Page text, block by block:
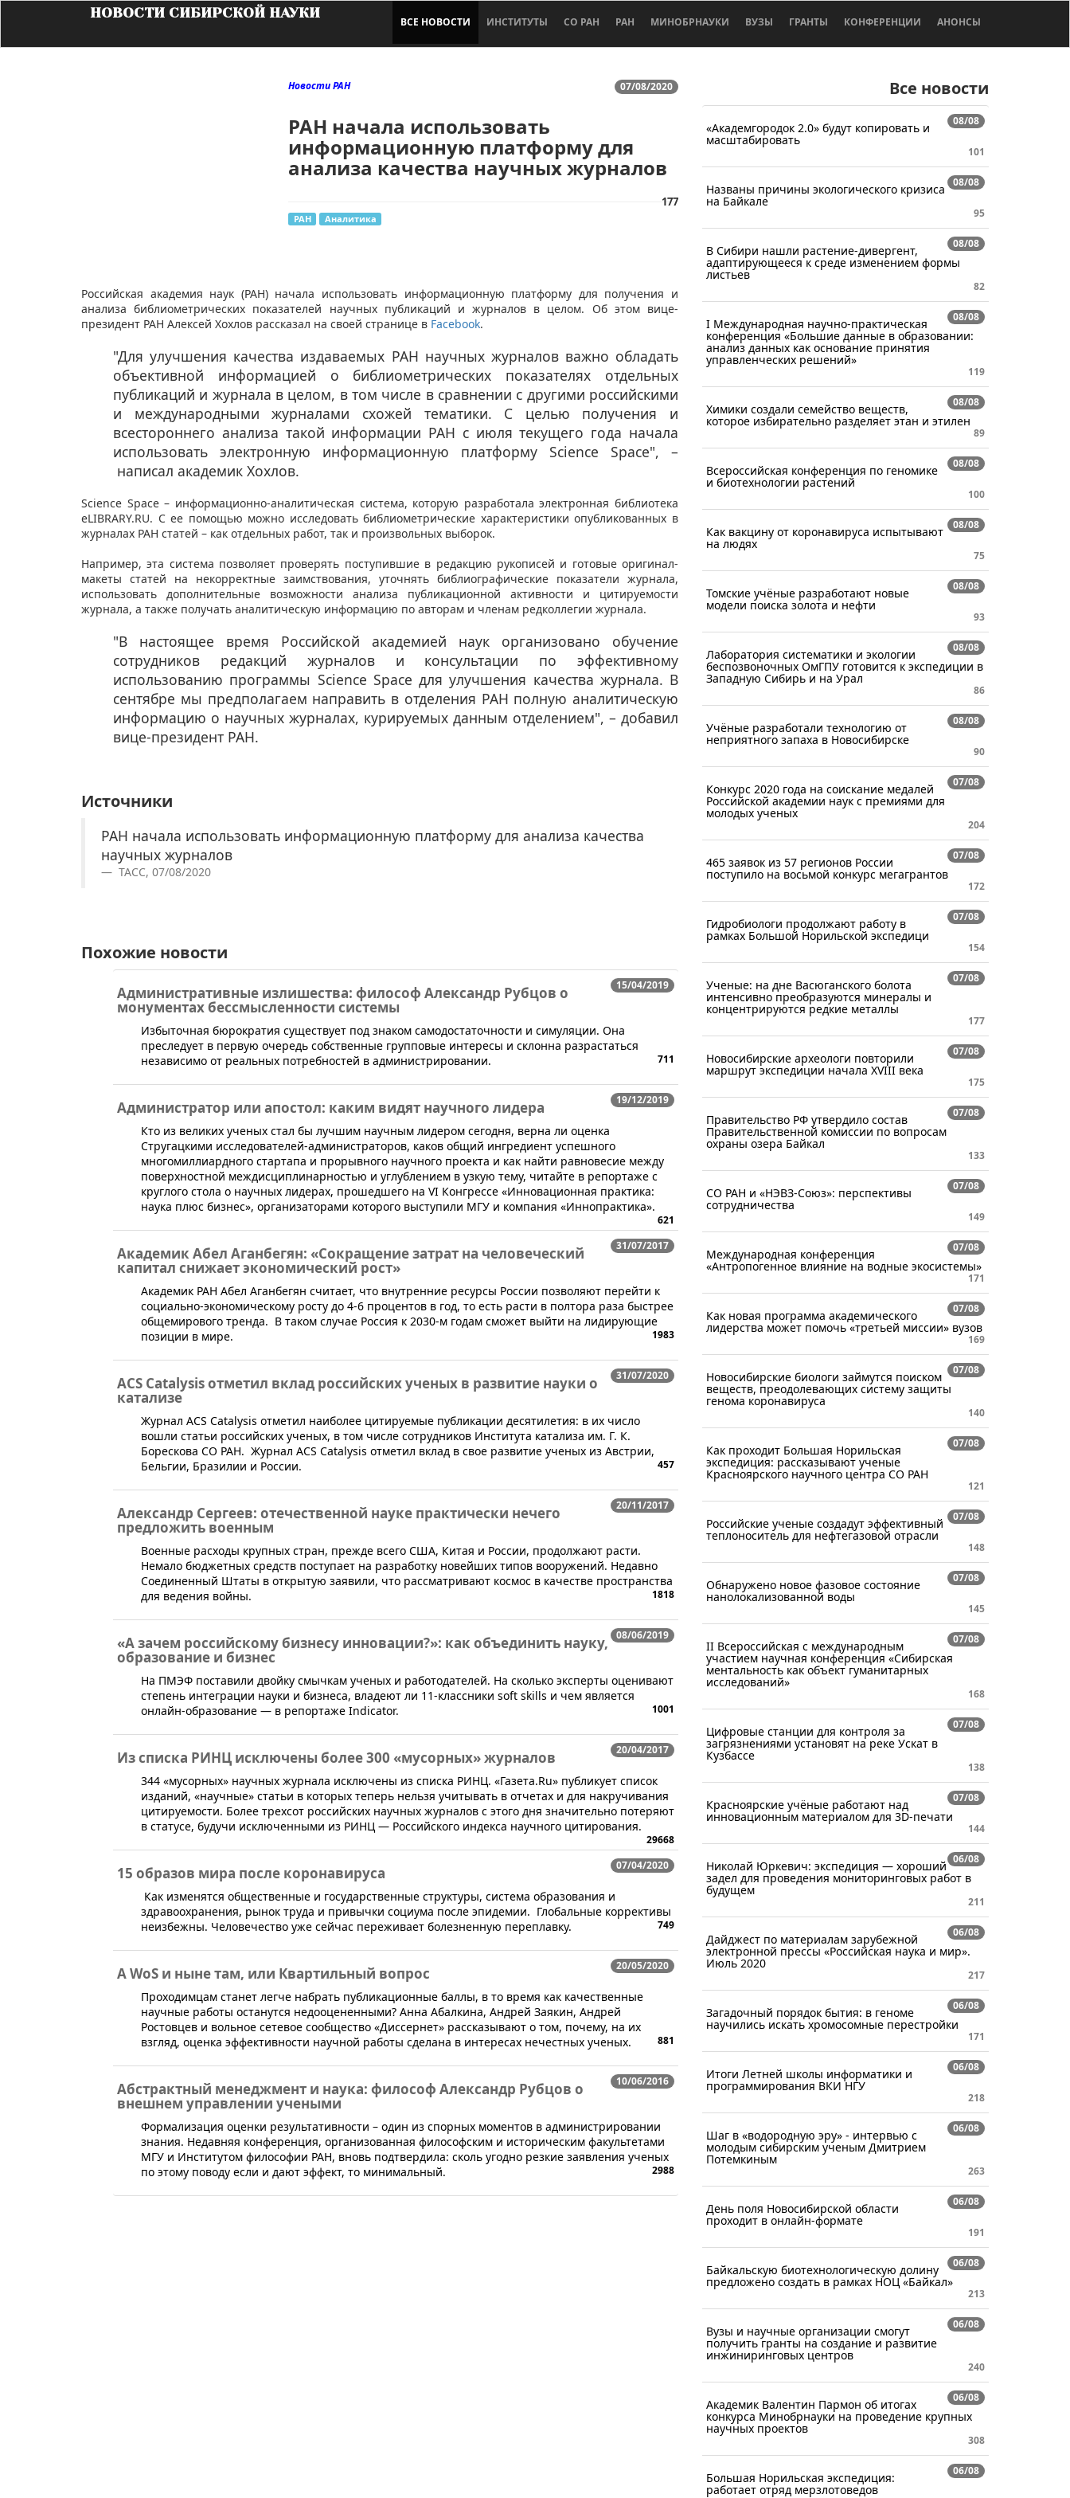
НОВОСТИ СИБИРСКОЙ НАУКИ
ВСЕ НОВОСТИ ИНСТИТУТЫ СО РАН РАН МИНОБРНАУКИ ВУЗЫ ГРАНТЫ КОНФЕРЕНЦИИ АНОНСЫ
07/08/2020
Новости РАН
РАН начала использовать
информационную платформу для
анализа качества научных журналов
177
РАН Аналитика
Российская академия наук (РАН) начала использовать информационную платформу для получения и
анализа библиометрических показателей научных публикаций и журналов в целом. Об этом вице-
президент РАН Алексей Хохлов рассказал на своей странице в Facebook.
"Для улучшения качества издаваемых РАН научных журналов важно обладать
объективной информацией о библиометрических показателях отдельных
публикаций и журнала в целом, в том числе в сравнении с другими российскими
и международными журналами схожей тематики. С целью получения и
всестороннего анализа такой информации РАН с июля текущего года начала
использовать электронную информационную платформу Science Space", –
написал академик Хохлов.
Science Space – информационно-аналитическая система, которую разработала электронная библиотека
eLIBRARY.RU. С ее помощью можно исследовать библиометрические характеристики опубликованных в
журналах РАН статей – как отдельных работ, так и произвольных выборок.
Например, эта система позволяет проверять поступившие в редакцию рукописей и готовые оригинал-
макеты статей на некорректные заимствования, уточнять библиографические показатели журнала,
использовать дополнительные возможности анализа публикационной активности и цитируемости
журнала, а также получать аналитическую информацию по авторам и членам редколлегии журнала.
"В настоящее время Российской академией наук организовано обучение
сотрудников редакций журналов и консультации по эффективному
использованию программы Science Space для улучшения качества журнала. В
сентябре мы предполагаем направить в отделения РАН полную аналитическую
информацию о научных журналах, курируемых данным отделением", – добавил
вице-президент РАН.
Источники
РАН начала использовать информационную платформу для анализа качества
научных журналов
ТАСС, 07/08/2020
Похожие новости
15/04/2019
Административные излишества: философ Александр Рубцов о
монументах бессмысленности системы
​Избыточная бюрократия существует под знаком самодостаточности и симуляции. Она
преследует в первую очередь собственные групповые интересы и склонна разрастаться
независимо от реальных потребностей в администрировании.
711
19/12/2019
Администратор или апостол: каким видят научного лидера
Кто из великих ученых стал бы лучшим научным лидером сегодня, верна ли оценка
Стругацкими исследователей-администраторов, каков общий ингредиент успешного
многомиллиардного стартапа и прорывного научного проекта и как найти равновесие между
поверхностной междисциплинарностью и углублением в узкую тему, читайте в репортаже с
круглого стола о научных лидерах, прошедшего на VI Конгрессе «Инновационная практика:
наука плюс бизнес», организаторами которого выступили МГУ и компания «Иннопрактика».
621
31/07/2017
Академик Абел Аганбегян: «Сокращение затрат на человеческий
капитал снижает экономический рост»
Академик РАН Абел Аганбегян считает, что внутренние ресурсы России позволяют перейти к
социально-экономическому росту до 4-6 процентов в год, то есть расти в полтора раза быстрее
общемирового тренда. В таком случае Россия к 2030-м годам сможет выйти на лидирующие
позиции в мире.
1983
31/07/2020
ACS Catalysis отметил вклад российских ученых в развитие науки о
катализе
​Журнал ACS Catalysis отметил наиболее цитируемые публикации десятилетия: в их число
вошли статьи российских ученых, в том числе сотрудников Института катализа им. Г. К.
Борескова СО РАН. Журнал ACS Catalysis отметил вклад в свое развитие ученых из Австрии,
Бельгии, Бразилии и России.
457
20/11/2017
Александр Сергеев: отечественной науке практически нечего
предложить военным
​Военные расходы крупных стран, прежде всего США, Китая и России, продолжают расти.
Немало бюджетных средств поступает на разработку новейших типов вооружений. Недавно
Соединенный Штаты в открытую заявили, что рассматривают космос в качестве пространства
для ведения войны.
1818
08/06/2019
«А зачем российскому бизнесу инновации?»: как объединить науку,
образование и бизнес
​На ПМЭФ поставили двойку смычкам ученых и работодателей. На сколько эксперты оценивают
степень интеграции науки и бизнеса, владеют ли 11-классники soft skills и чем является
онлайн-образование — в репортаже Indicator.
1001
20/04/2017
Из списка РИНЦ исключены более 300 «мусорных» журналов
​344 «мусорных» научных журнала исключены из списка РИНЦ. «Газета.Ru» публикует список
изданий, «научные» статьи в которых теперь нельзя учитывать в отчетах и для накручивания
цитируемости. Более трехсот российских научных журналов с этого дня значительно потеряют
в статусе, будучи исключенными из РИНЦ — Российского индекса научного цитирования.
29668
07/04/2020
15 образов мира после коронавируса
​​​ Как изменятся общественные и государственные структуры, система образования и
здравоохранения, рынок труда и привычки социума после эпидемии. Глобальные коррективы
неизбежны. Человечество уже сейчас переживает болезненную переплавку.
749
20/05/2020
А WoS и ныне там, или Квартильный вопрос
​​​Проходимцам станет легче набрать публикационные баллы, в то время как качественные
научные работы останутся недооцененными? Анна Абалкина, Андрей Заякин, Андрей
Ростовцев и вольное сетевое сообщество «Диссернет» рассказывают о том, почему, на их
взгляд, оценка эффективности научной работы сделана в интересах нечестных ученых.
881
10/06/2016
Абстрактный менеджмент и наука: философ Александр Рубцов о
внешнем управлении учеными
Формализация оценки результативности – один из спорных моментов в администрировании
знания. Недавняя конференция, организованная философским и историческим факультетами
МГУ и Институтом философии РАН, вновь подтвердила: сколь угодно резкие заявления ученых
по этому поводу если и дают эффект, то минимальный.
2988
Все новости
08/08
«Академгородок 2.0» будут копировать и
масштабировать
101
08/08
Названы причины экологического кризиса
на Байкале
95
08/08
В Сибири нашли растение-дивергент,
адаптирующееся к среде изменением формы
листьев
82
08/08
I Международная научно-практическая
конференция «Большие данные в образовании:
анализ данных как основание принятия
управленческих решений»
119
08/08
Химики создали семейство веществ,
которое избирательно разделяет этан и этилен
89
08/08
Всероссийская конференция по геномике
и биотехнологии растений
100
08/08
Как вакцину от коронавируса испытывают
на людях
75
08/08
Томские учёные разработают новые
модели поиска золота и нефти
93
08/08
Лаборатория систематики и экологии
беспозвоночных ОмГПУ готовится к экспедиции в
Западную Сибирь и на Урал
86
08/08
Учёные разработали технологию от
неприятного запаха в Новосибирске
90
07/08
Конкурс 2020 года на соискание медалей
Российской академии наук с премиями для
молодых ученых
204
07/08
465 заявок из 57 регионов России
поступило на восьмой конкурс мегагрантов
172
07/08
Гидробиологи продолжают работу в
рамках Большой Норильской экспедици
154
07/08
Ученые: на дне Васюганского болота
интенсивно преобразуются минералы и
концентрируются редкие металлы
177
07/08
Новосибирские археологи повторили
маршрут экспедиции начала XVIII века
175
07/08
Правительство РФ утвердило состав
Правительственной комиссии по вопросам
охраны озера Байкал
133
07/08
СО РАН и «НЭВЗ-Союз»: перспективы
сотрудничества
149
07/08
Международная конференция
«Антропогенное влияние на водные экосистемы»
171
07/08
Как новая программа академического
лидерства может помочь «третьей миссии» вузов
169
07/08
Новосибирские биологи займутся поиском
веществ, преодолевающих систему защиты
генома коронавируса
140
07/08
Как проходит Большая Норильская
экспедиция: рассказывают ученые
Красноярского научного центра СО РАН
121
07/08
Российские ученые создадут эффективный
теплоноситель для нефтегазовой отрасли
148
07/08
Обнаружено новое фазовое состояние
нанолокализованной воды
145
07/08
II Всероссийская с международным
участием научная конференция «Сибирская
ментальность как объект гуманитарных
исследований»
168
07/08
Цифровые станции для контроля за
загрязнениями установят на реке Ускат в
Кузбассе
138
07/08
Красноярские учёные работают над
инновационным материалом для 3D-печати
144
06/08
Николай Юркевич: экспедиция — хороший
задел для проведения мониторинговых работ в
будущем
211
06/08
Дайджест по материалам зарубежной
электронной прессы «Российская наука и мир».
Июль 2020
217
06/08
Загадочный порядок бытия: в геноме
научились искать хромосомные перестройки
171
06/08
Итоги Летней школы информатики и
программирования ВКИ НГУ
218
06/08
Шаг в «водородную эру» - интервью с
молодым сибирским ученым Дмитрием
Потемкиным
263
06/08
День поля Новосибирской области
проходит в онлайн-формате
191
06/08
Байкальскую биотехнологическую долину
предложено создать в рамках НОЦ «Байкал»
213
06/08
Вузы и научные организации смогут
получить гранты на создание и развитие
инжиниринговых центров
240
06/08
Академик Валентин Пармон об итогах
конкурса Минобрнауки на проведение крупных
научных проектов
308
06/08
Большая Норильская экспедиция:
работает отряд мерзлотоведов